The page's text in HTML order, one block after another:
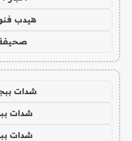
هيدب
صحيفة
شدات
شدات
شدات